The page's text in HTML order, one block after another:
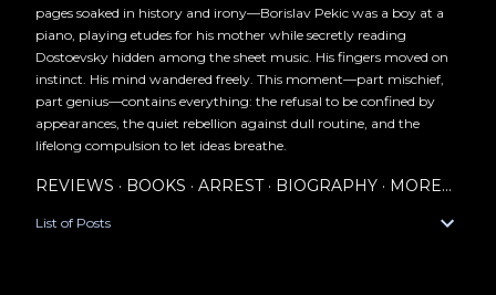
pages soaked in history and irony—Borislav Pekic was a boy at a
piano, playing etudes for his mother while secretly reading
Dostoevsky hidden among the sheet music. His fingers moved on
instinct. His mind wandered freely. This moment—part mischief,
part genius—contains everything: the refusal to be confined by
appearances, the quiet rebellion against dull routine, and the
lifelong compulsion to let ideas breathe.
REVIEWS BOOKS ARREST BIOGRAPHY MORE…
List of Posts